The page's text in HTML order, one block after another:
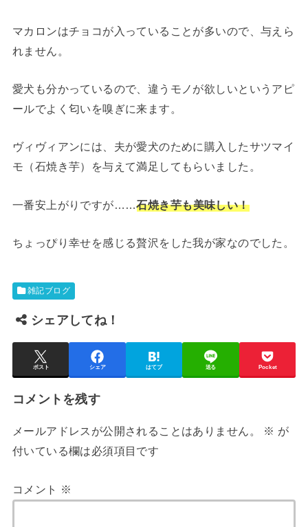
マカロンはチョコが入っていることが多いので、与えら
れません。
愛犬も分かっているので、違うモノが欲しいというアピ
ールでよく匂いを嗅ぎに来ます。
ヴィヴィアンには、夫が愛犬のために購入したサツマイ
モ（石焼き芋）を与えて満足してもらいました。
一番安上がりですが……石焼き芋も美味しい！
ちょっぴり幸せを感じる贅沢をした我が家なのでした。
雑記ブログ
シェアしてね！
ポスト シェア はてブ 送る Pocket
コメントを残す
メールアドレスが公開されることはありません。 ※ が
付いている欄は必須項目です
コメント ※